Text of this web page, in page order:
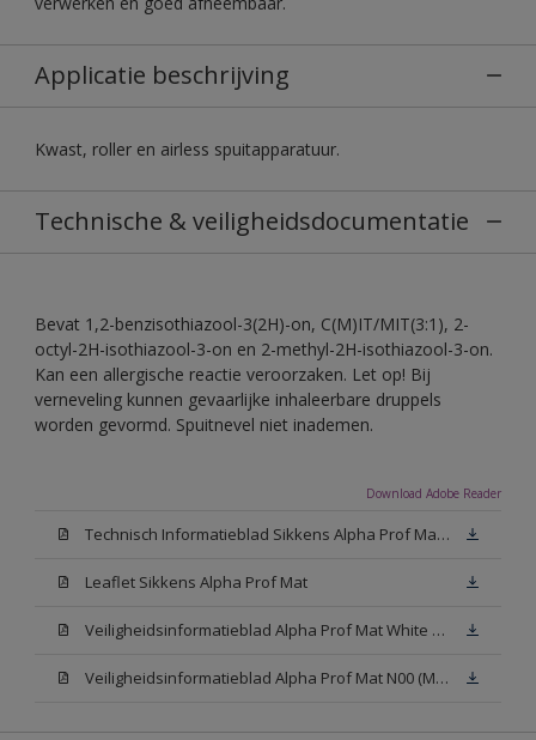
Applicatie beschrijving
Kwast, roller en airless spuitapparatuur.
Technische & veiligheidsdocumentatie
Bevat 1,2-benzisothiazool-3(2H)-on, C(M)IT/MIT(3:1), 2-
octyl-2H-isothiazool-3-on en 2-methyl-2H-isothiazool-3-on.
Kan een allergische reactie veroorzaken. Let op! Bij
verneveling kunnen gevaarlijke inhaleerbare druppels
worden gevormd. Spuitnevel niet inademen.
Download Adobe Reader
Technisch Informatieblad Sikkens Alpha Prof Mat(PDF)
Leaflet Sikkens Alpha Prof Mat
Veiligheidsinformatieblad Alpha Prof Mat White W05 (MSDS)
Veiligheidsinformatieblad Alpha Prof Mat N00 (MSDS)